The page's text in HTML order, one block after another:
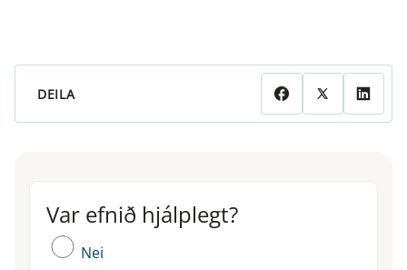
DEILA
Var efnið hjálplegt?
Var efnið hjálplegt?
Nei